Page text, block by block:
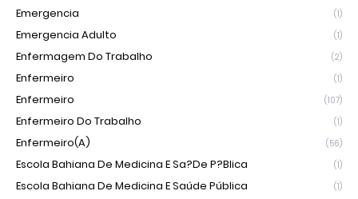
Emergencia (1)
Emergencia Adulto (1)
Enfermagem Do Trabalho (2)
Enfermeiro (1)
Enfermeiro (107)
Enfermeiro Do Trabalho (1)
Enfermeiro(a) (56)
Escola Bahiana De Medicina E Sa?de P?blica (1)
Escola Bahiana De Medicina E Saúde Pública (1)